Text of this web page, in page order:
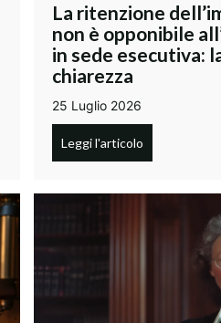
La ritenzione
non è opponibile
in sede esecutiva:
chiarezza
25 Luglio 2026
Leggi l'articolo